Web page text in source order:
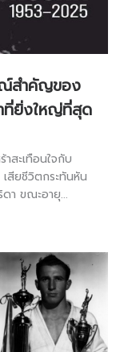
ณ์สำคัญของ
ที่ยิ่งใหญ่ที่สุด
สะเทือนใจกับ
สียชีวิตกระทันหัน
า ขณะอายุ...